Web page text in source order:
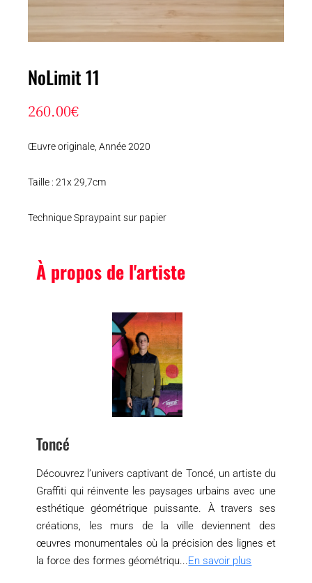
NoLimit 11
260.00€
Œuvre originale, Année 2020
Taille : 21x 29,7cm
Technique Spraypaint sur papier
À propos de l'artiste
Toncé
Découvrez l’univers captivant de Toncé, un artiste du
Graffiti qui réinvente les paysages urbains avec une
esthétique géométrique puissante. À travers ses
créations, les murs de la ville deviennent des
œuvres monumentales où la précision des lignes et
la force des formes géométriqu...En savoir plus